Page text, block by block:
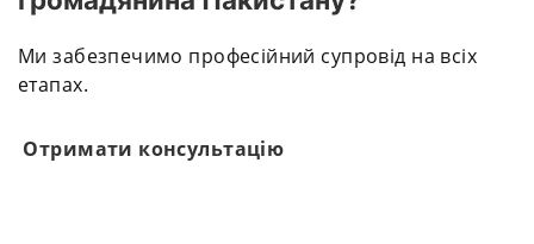
Ми забезпечимо професійний супровід на всіх
етапах.
Отримати консультацію